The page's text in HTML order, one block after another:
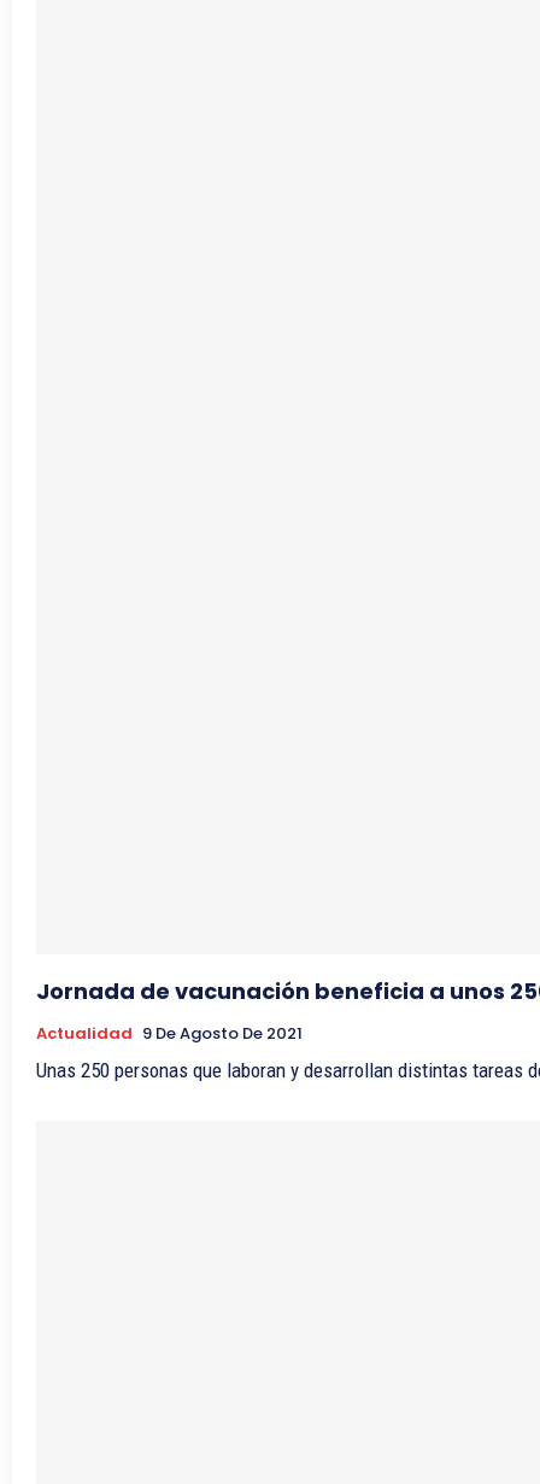
Jornada de vacunación beneficia a unos
Actualidad 9 De Agosto De 2021
Unas 250 personas que laboran y desarrollan distintas